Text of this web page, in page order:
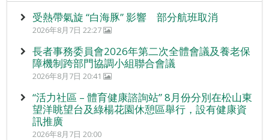
受熱帶氣旋 “白海豚” 影響 部分航班取消
2026年8月7日 22:27
長者事務委員會2026年第二次全體會議及養老保
障機制跨部門協調小組聯合會議
2026年8月7日 20:41
“活力社區 – 體育健康諮詢站” 8月份分別在松山東
望洋眺望台及綠楊花園休憩區舉行，設有健康資
訊推廣
2026年8月7日 20:00